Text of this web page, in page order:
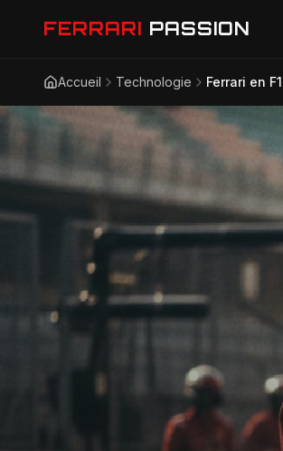
FERRARI PASSION
Accueil Technologie Ferrari en